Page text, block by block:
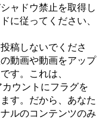
ャドウ禁止を取得し
に従ってください、
稿しないでくださ
動画や動画をアップ
す。これは、
ウントにフラグを
す。だから、あなた
ルのコンテンツのみ